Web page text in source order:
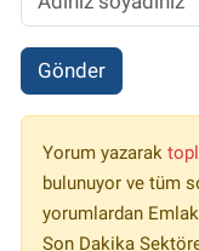
Gönder
Yorum yazarak
bulunuyor ve tüm
yorumlardan
Son Dakika